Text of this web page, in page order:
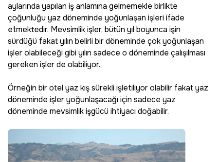
aylarında yapılan iş anlamına gelmemekle birlikte
çoğunluğu yaz döneminde yoğunlaşan işleri ifade
etmektedir. Mevsimlik işler, bütün yıl boyunca işin
sürdüğü fakat yılın belirli bir döneminde çok yoğunlaşan
işler olabileceği gibi yılın sadece o döneminde çalışılması
gereken işler de olabiliyor.
Örneğin bir otel yaz kış sürekli işletiliyor olabilir fakat yaz
döneminde işler yoğunlaşacağı için sadece yaz
döneminde mevsimlik işgücü ihtiyacı doğabilir.